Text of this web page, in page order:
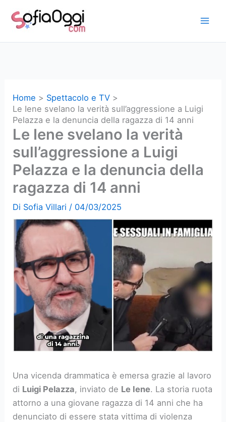
Home
Spettacolo e TV
Le Iene svelano la verità sull’aggressione a Luigi
Pelazza e la denuncia della ragazza di 14 anni
Le Iene svelano la verità
sull’aggressione a Luigi
Pelazza e la denuncia della
ragazza di 14 anni
Di Sofia Villari / 04/03/2025
Una vicenda drammatica è emersa grazie al lavoro
di Luigi Pelazza, inviato de Le Iene. La storia ruota
attorno a una giovane ragazza di 14 anni che ha
denunciato di essere stata vittima di violenza